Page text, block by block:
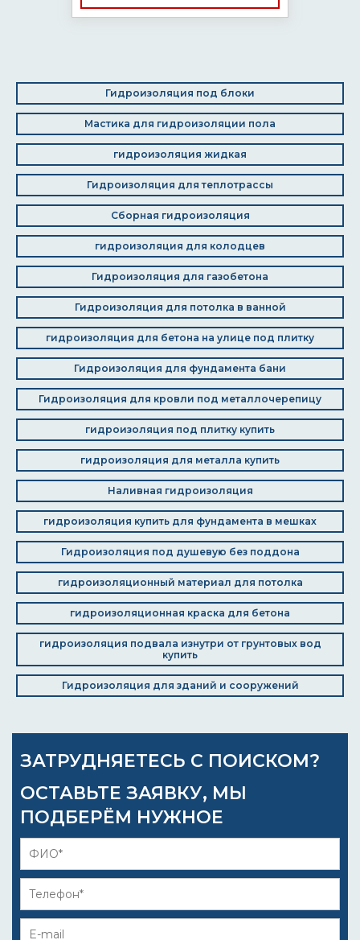
Гидроизоляция под блоки
Мастика для гидроизоляции пола
гидроизоляция жидкая
Гидроизоляция для теплотрассы
Сборная гидроизоляция
гидроизоляция для колодцев
Гидроизоляция для газобетона
Гидроизоляция для потолка в ванной
гидроизоляция для бетона на улице под плитку
Гидроизоляция для фундамента бани
Гидроизоляция для кровли под металлочерепицу
гидроизоляция под плитку купить
гидроизоляция для металла купить
Наливная гидроизоляция
гидроизоляция купить для фундамента в мешках
Гидроизоляция под душевую без поддона
гидроизоляционный материал для потолка
гидроизоляционная краска для бетона
гидроизоляция подвала изнутри от грунтовых вод
купить
Гидроизоляция для зданий и сооружений
ЗАТРУДНЯЕТЕСЬ С ПОИСКОМ?
ОСТАВЬТЕ ЗАЯВКУ, МЫ
ПОДБЕРЁМ НУЖНОЕ